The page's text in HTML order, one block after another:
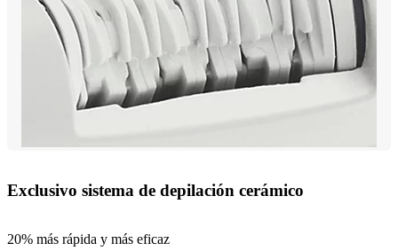
Exclusivo sistema de depilación cerámico
20% más rápida y más eficaz